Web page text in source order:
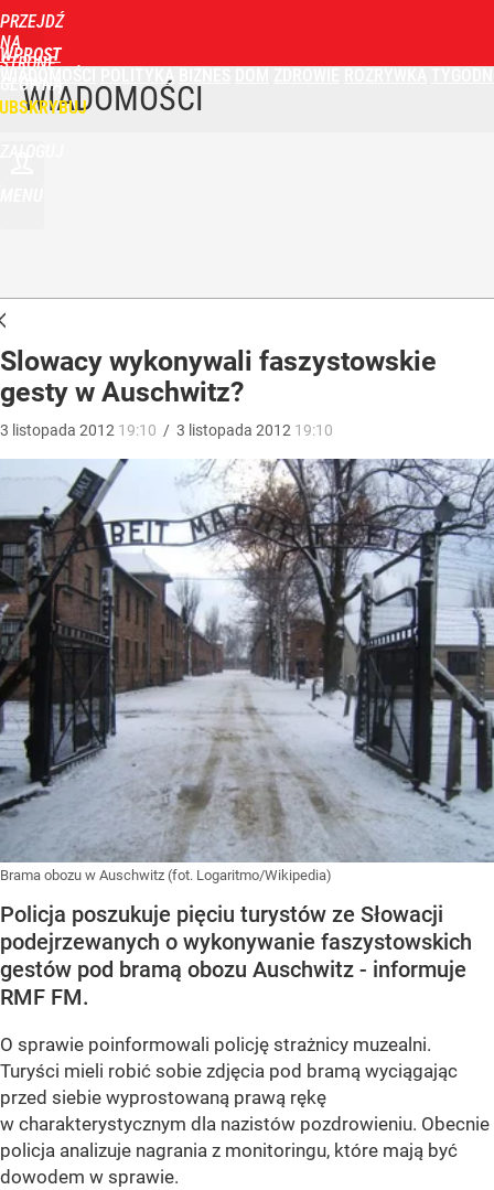
PRZEJDŹ
NA
STRONĘ
GŁÓWNĄ
WPROST
POLITYKA
WIADOMOŚCI
Slowacy wykonywali faszystowskie
gesty w Auschwitz?
3 listopada 2012 19:10 / 3 listopada 2012 19:10
Brama obozu w Auschwitz (fot. Logaritmo/Wikipedia)
Policja poszukuje pięciu turystów ze Słowacji
podejrzewanych o wykonywanie faszystowskich
gestów pod bramą obozu Auschwitz - informuje
RMF FM.
O sprawie poinformowali policję strażnicy muzealni.
Turyści mieli robić sobie zdjęcia pod bramą wyciągając
przed siebie wyprostowaną prawą rękę
w charakterystycznym dla nazistów pozdrowieniu. Obecnie
policja analizuje nagrania z monitoringu, które mają być
dowodem w sprawie.